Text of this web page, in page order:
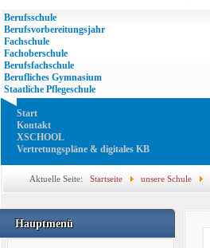
Berufsschule
Berufsvorbereitungsjahr
Fachschule
Fachoberschule
Berufsfachschule
Berufliches Gymnasium
Staatliche Pflegeschule
Start
Kontakt
XSCHOOL
Vertretungspläne & digitales KB
Aktuelle Seite: Startseite unsere Schule
Hauptmenü